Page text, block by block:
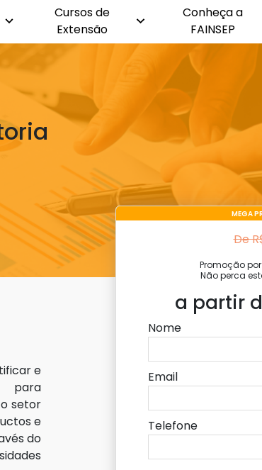
Cursos de
Extensão
Conheça a
FAINSEP
e
para
setor
e
do
MEGA
De
Promoção
Não perca
a partir
Nome
Email
Telefone